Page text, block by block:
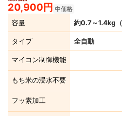
20,900円 中価格
容量 約0.7～1.4kg（
タイプ 全自動
マイコン制御機能
もち米の浸水不要
フッ素加工